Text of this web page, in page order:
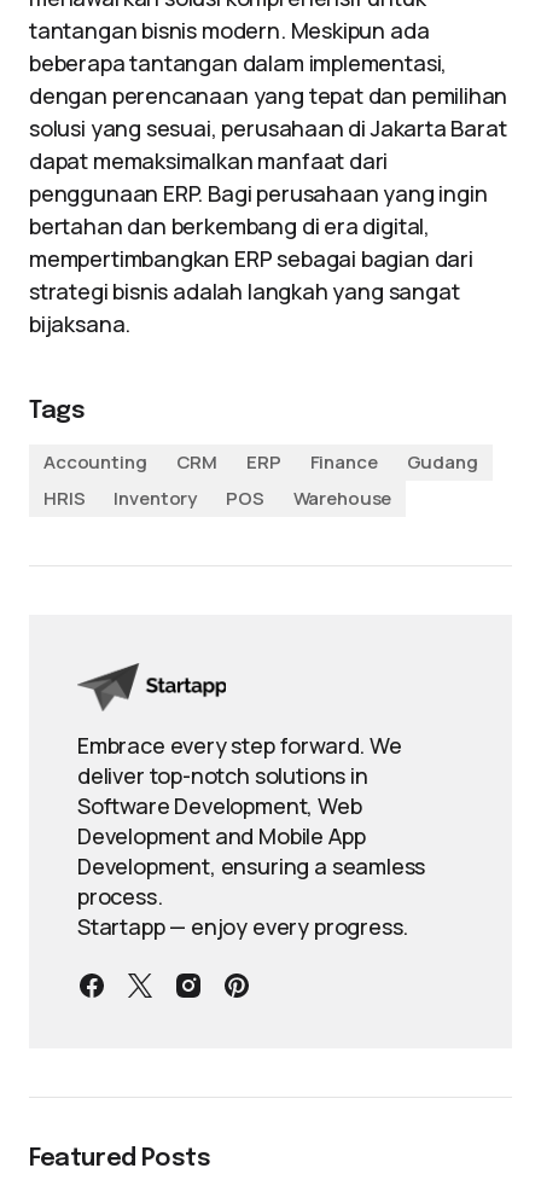
tantangan bisnis modern. Meskipun ada
beberapa tantangan dalam implementasi,
dengan perencanaan yang tepat dan pemilihan
solusi yang sesuai, perusahaan di Jakarta Barat
dapat memaksimalkan manfaat dari
penggunaan ERP. Bagi perusahaan yang ingin
bertahan dan berkembang di era digital,
mempertimbangkan ERP sebagai bagian dari
strategi bisnis adalah langkah yang sangat
bijaksana.
Tags
Accounting
CRM ERP Finance
Gudang
HRIS
Inventory POS Warehouse
Embrace every step forward. We
deliver top-notch solutions in
Software Development, Web
Development and Mobile App
Development, ensuring a seamless
process.
Startapp — enjoy every progress.
Featured Posts